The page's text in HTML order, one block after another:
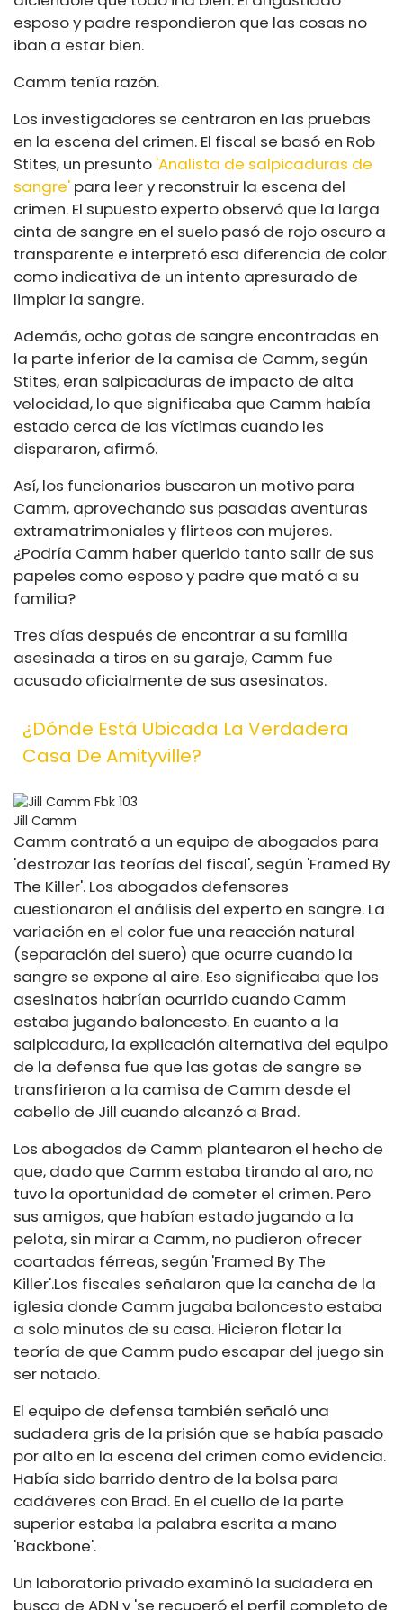
esposo y padre respondieron que las cosas no
iban a estar bien.
Camm tenía razón.
Los investigadores se centraron en las pruebas
en la escena del crimen. El fiscal se basó en Rob
Stites, un presunto 'Analista de salpicaduras de
sangre' para leer y reconstruir la escena del
crimen. El supuesto experto observó que la larga
cinta de sangre en el suelo pasó de rojo oscuro a
transparente e interpretó esa diferencia de color
como indicativa de un intento apresurado de
limpiar la sangre.
Además, ocho gotas de sangre encontradas en
la parte inferior de la camisa de Camm, según
Stites, eran salpicaduras de impacto de alta
velocidad, lo que significaba que Camm había
estado cerca de las víctimas cuando les
dispararon, afirmó.
Así, los funcionarios buscaron un motivo para
Camm, aprovechando sus pasadas aventuras
extramatrimoniales y flirteos con mujeres.
¿Podría Camm haber querido tanto salir de sus
papeles como esposo y padre que mató a su
familia?
Tres días después de encontrar a su familia
asesinada a tiros en su garaje, Camm fue
acusado oficialmente de sus asesinatos.
¿Dónde Está Ubicada La Verdadera
Casa De Amityville?
Jill Camm
Camm contrató a un equipo de abogados para
'destrozar las teorías del fiscal', según 'Framed By
The Killer'. Los abogados defensores
cuestionaron el análisis del experto en sangre. La
variación en el color fue una reacción natural
(separación del suero) que ocurre cuando la
sangre se expone al aire. Eso significaba que los
asesinatos habrían ocurrido cuando Camm
estaba jugando baloncesto. En cuanto a la
salpicadura, la explicación alternativa del equipo
de la defensa fue que las gotas de sangre se
transfirieron a la camisa de Camm desde el
cabello de Jill cuando alcanzó a Brad.
Los abogados de Camm plantearon el hecho de
que, dado que Camm estaba tirando al aro, no
tuvo la oportunidad de cometer el crimen. Pero
sus amigos, que habían estado jugando a la
pelota, sin mirar a Camm, no pudieron ofrecer
coartadas férreas, según 'Framed By The
Killer'.Los fiscales señalaron que la cancha de la
iglesia donde Camm jugaba baloncesto estaba
a solo minutos de su casa. Hicieron flotar la
teoría de que Camm pudo escapar del juego sin
ser notado.
El equipo de defensa también señaló una
sudadera gris de la prisión que se había pasado
por alto en la escena del crimen como evidencia.
Había sido barrido dentro de la bolsa para
cadáveres con Brad. En el cuello de la parte
superior estaba la palabra escrita a mano
'Backbone'.
Un laboratorio privado examinó la sudadera en
busca de ADN y 'se recuperó el perfil completo de